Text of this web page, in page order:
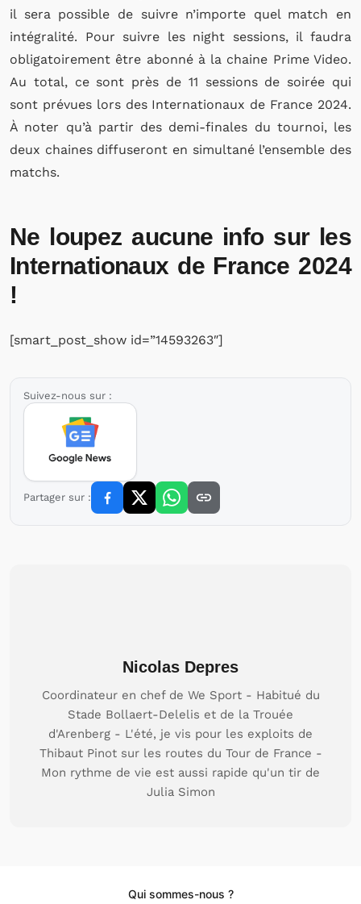
il sera possible de suivre n’importe quel match en
intégralité. Pour suivre les night sessions, il faudra
obligatoirement être abonné à la chaine Prime Video.
Au total, ce sont près de 11 sessions de soirée qui
sont prévues lors des Internationaux de France 2024.
À noter qu’à partir des demi-finales du tournoi, les
deux chaines diffuseront en simultané l’ensemble des
matchs.
Ne loupez aucune info sur les
Internationaux de France 2024
!
[smart_post_show id=”14593263″]
Suivez-nous sur :
Partager sur :
Nicolas Depres
Coordinateur en chef de We Sport - Habitué du
Stade Bollaert-Delelis et de la Trouée
d'Arenberg - L'été, je vis pour les exploits de
Thibaut Pinot sur les routes du Tour de France -
Mon rythme de vie est aussi rapide qu'un tir de
Julia Simon
Qui sommes-nous ?